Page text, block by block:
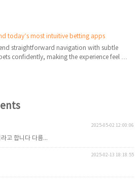
today’s most intuitive betting apps
straightforward navigation with subtle
confidently, making the experience feel …
2025-05-02 12:00:06
고 합니다 다름...
2025-02-13 18:18:55